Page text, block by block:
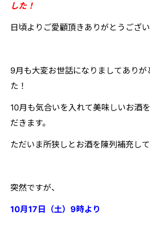
した！
日頃よりご愛顧頂きありがとうござい
9月も大変お世話になりましてありが
た！
10月も気合いを入れて美味しいお酒
だきます。
ただいま所狭しとお酒を陳列補充し
突然ですが、
10月17日（土）9時より